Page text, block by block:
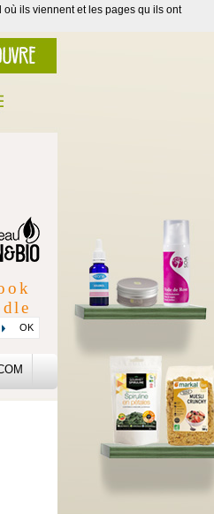
OK
ils viennent et les pages qu ils ont